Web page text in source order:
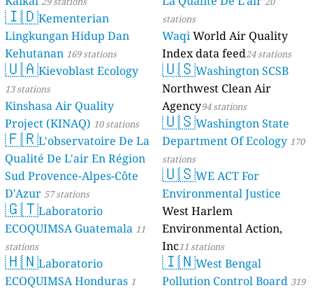
🇮🇩Kementerian
Lingkungan Hidup Dan
Kehutanan 169 stations
🇺🇦Kievoblast Ecology
13 stations
Kinshasa Air Quality
Project (KINAQ) 10 stations
🇫🇷L'observatoire De La
Qualité De L'air En Région
Sud Provence-Alpes-Côte
D'Azur 57 stations
🇬🇹Laboratorio
ECOQUIMSA Guatemala 11
stations
🇭🇳Laboratorio
ECOQUIMSA Honduras 1
stations
WaqiWorld Air Quality
Index data feed24 stations
🇺🇸Washington SCSB
Northwest Clean Air
Agency94 stations
🇺🇸Washington State
Department Of Ecology 170
stations
🇺🇸WE ACT For
Environmental Justice
West Harlem
Environmental Action,
Inc11 stations
🇮🇳West Bengal
Pollution Control Board 319